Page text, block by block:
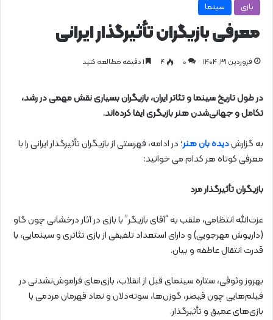
بازی سینما
معرفی بازیگران تأثیرگذار ایرانی
فروردین ۳۱, ۱۴۰۴ 0 ۴
در طول تاریخ سینما و تئاتر ایران، بازیگران بسیاری نقش مهمی در رشد،
تکامل و جهانی‌شدن هنر بازیگری ایفا کرده‌اند.
به گزارشدیده بان هنر؛ در ادامه، فهرستی از بازیگران تأثیرگذار ایرانی را با
معرفی کوتاه هر کدام می خوانید:
بازیگران تأثیرگذار مرد
عزت‌الله انتظامی، ملقب به “آقای بازیگر” با بازی در آثار درخشانی چون گاو
(داریوش مهرجویی) و دارای استعداد تلفیقی از بازی تئاتری و سینمایی، با
قدرت انتقال عاطفه و بیان.
بهروز وثوقی، ستاره سینمای قبل از انقلاب، بازی‌های فراموش‌نشدنی در
فیلم‌هایی چون قیصر، گوزن‌ها، سوته‌دلان و نماد قهرمان مردمی با
بازی‌های عمیق و تأثیرگذار.